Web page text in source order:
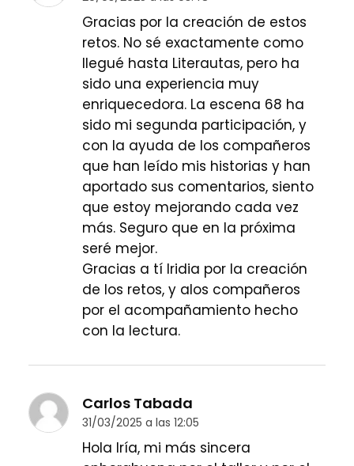
Gracias por la creación de estos
retos. No sé exactamente como
llegué hasta Literautas, pero ha
sido una experiencia muy
enriquecedora. La escena 68 ha
sido mi segunda participación, y
con la ayuda de los compañeros
que han leído mis historias y han
aportado sus comentarios, siento
que estoy mejorando cada vez
más. Seguro que en la próxima
seré mejor.
Gracias a tí Iridia por la creación
de los retos, y alos compañeros
por el acompañamiento hecho
con la lectura.
Carlos Tabada
31/03/2025 a las 12:05
Hola Iría, mi más sincera